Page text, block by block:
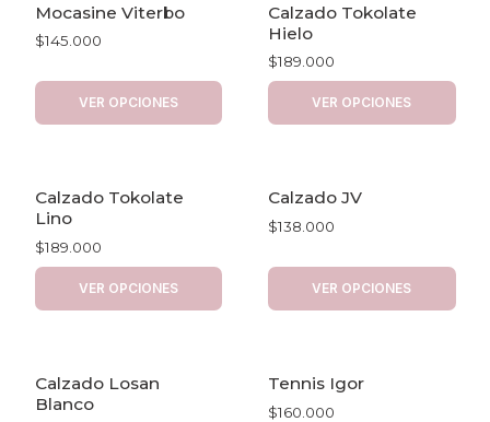
Mocasine Viterbo
$145.000
VER OPCIONES
Calzado Tokolate
Hielo
$189.000
VER OPCIONES
Calzado Tokolate
Lino
$189.000
VER OPCIONES
Calzado JV
$138.000
VER OPCIONES
Calzado Losan
Blanco
Tennis Igor
$160.000